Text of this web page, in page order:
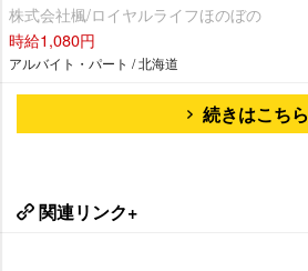
株式会社楓/ロイヤルライフほのぼの
時給1,080円
アルバイト・パート / 北海道
続きはこちら
関連リンク+